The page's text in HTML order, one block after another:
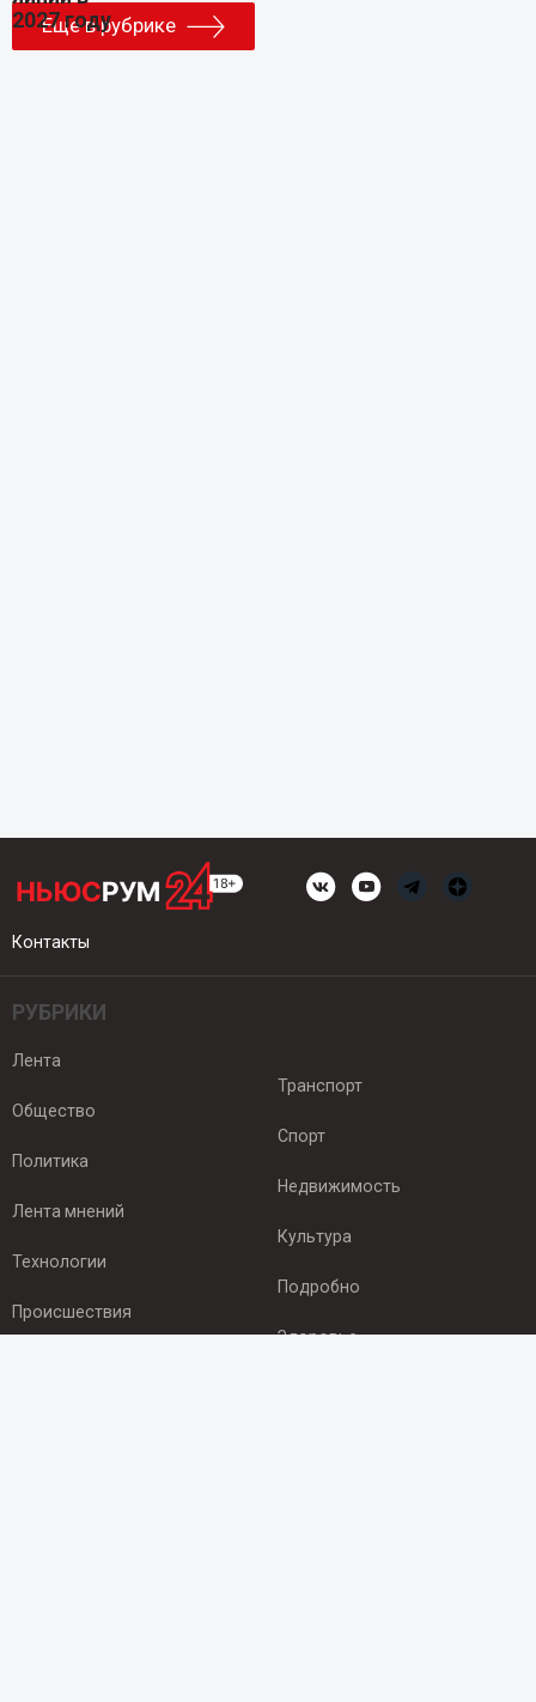
Еще в рубрике
Контакты
РУБРИКИ
Лента
Общество
Политика
Лента мнений
Технологии
Происшествия
Транспорт
Спорт
Недвижимость
Культура
Подробно
Здоровье